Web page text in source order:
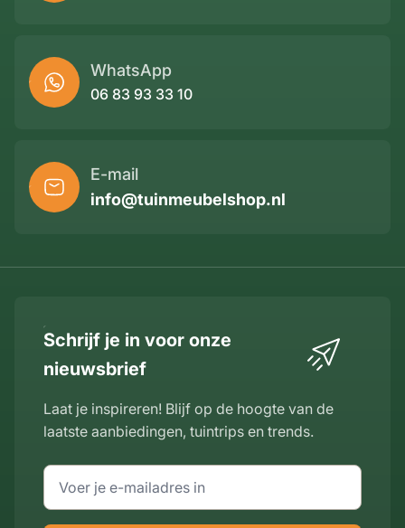
WhatsApp
06 83 93 33 10
E-mail
info@tuinmeubelshop.nl
Schrijf je in voor onze
nieuwsbrief
Laat je inspireren! Blijf op de hoogte van de
laatste aanbiedingen, tuintrips en trends.
E-mailadres